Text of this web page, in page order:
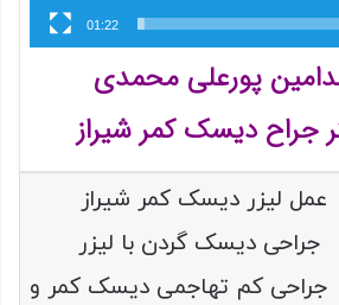
01:22
پورعلی محمدی
جراح دیسک کمر شیراز
عمل لیزر دیسک کمر شیراز
جراحی دیسک گردن با لیزر
جراحی کم تهاجمی دیسک کمر و